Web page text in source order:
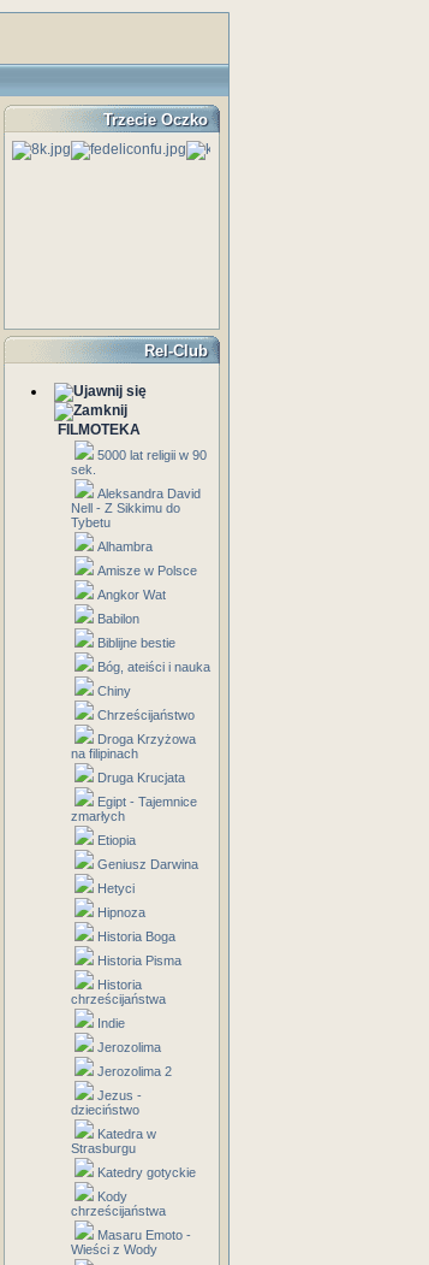
Trzecie Oczko
Rel-Club
FILMOTEKA
5000 lat religii w 90
sek.
Aleksandra David
Nell - Z Sikkimu do
Tybetu
Alhambra
Amisze w Polsce
Angkor Wat
Babilon
Biblijne bestie
Bóg, ateiści i nauka
Chiny
Chrześcijaństwo
Droga Krzyżowa
na filipinach
Druga Krucjata
Egipt - Tajemnice
zmarłych
Etiopia
Geniusz Darwina
Hetyci
Hipnoza
Historia Boga
Historia Pisma
Historia
chrześcijaństwa
Indie
Jerozolima
Jerozolima 2
Jezus -
dzieciństwo
Katedra w
Strasburgu
Katedry gotyckie
Kody
chrześcijaństwa
Masaru Emoto -
Wieści z Wody